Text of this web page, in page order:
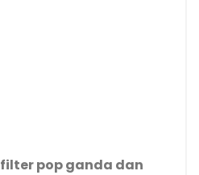
pop ganda dan